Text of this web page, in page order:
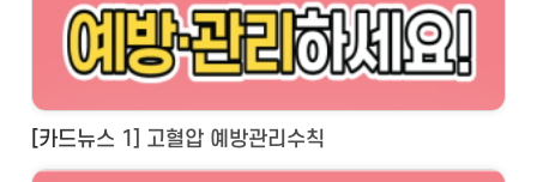
[카드뉴스 1] 고혈압 예방관리수칙